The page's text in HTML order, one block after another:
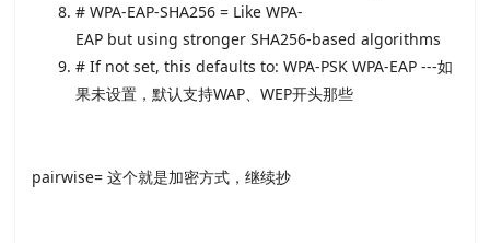
# WPA-EAP-SHA256 = Like WPA-
EAP but using stronger SHA256-based algorithms
# If not set, this defaults to: WPA-PSK WPA-EAP ---如
果未设置，默认支持WAP、WEP开头那些
pairwise= 这个就是加密方式，继续抄